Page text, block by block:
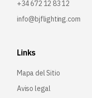
+34 672 12 83 12
info@bjflighting.com
Links
Mapa del Sitio
Aviso legal